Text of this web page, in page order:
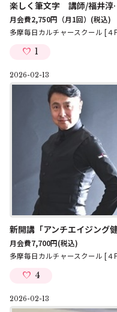
楽しく筆文字
月会費2,750円（月1回） (税込)
多摩毎日カルチャースクール [４
1
2026-02-13
月会費7,700円(税込)
多摩毎日カルチャースクール [４
4
2026-02-13